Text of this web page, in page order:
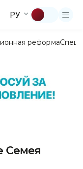
РУ
реформа
Семея